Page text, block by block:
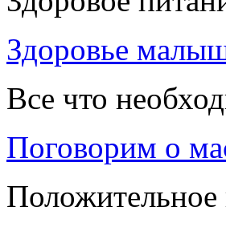
Здоровье
Все что
Поговорим о
Положительное